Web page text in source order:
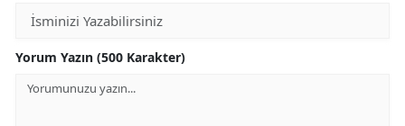
Yorum Yazın (500 Karakter)